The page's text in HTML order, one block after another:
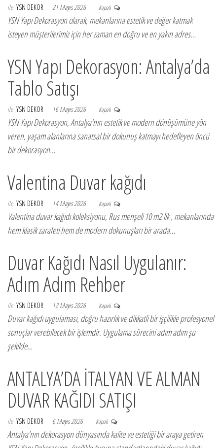
ile YSN DEKOR 21 Mayıs 2026 Kapalı
YSN Yapı Dekorasyon olarak, mekanlarına estetik ve değer katmak
isteyen müşterilerimiz için her zaman en doğru ve en yakın adres…
YSN Yapı Dekorasyon: Antalya’da
Tablo Satışı
ile YSN DEKOR 16 Mayıs 2026 Kapalı
YSN Yapı Dekorasyon, Antalya’nın estetik ve modern dönüşümüne yön
veren, yaşam alanlarına sanatsal bir dokunuş katmayı hedefleyen öncü
bir dekorasyon…
Valentina Duvar kağıdı
ile YSN DEKOR 14 Mayıs 2026 Kapalı
Valentina duvar kağıdı koleksiyonu, Rus menşeli 10 m2 lik , mekanlarında
hem klasik zarafeti hem de modern dokunuşları bir arada…
Duvar Kağıdı Nasıl Uygulanır:
Adım Adım Rehber
ile YSN DEKOR 12 Mayıs 2026 Kapalı
Duvar kağıdı uygulaması, doğru hazırlık ve dikkatli bir işçilikle profesyonel
sonuçlar verebilecek bir işlemdir. Uygulama sürecini adım adım şu
şekilde…
ANTALYA’DA İTALYAN VE ALMAN
DUVAR KAĞIDI SATIŞI
ile YSN DEKOR 6 Mayıs 2026 Kapalı
Antalya’nın dekorasyon dünyasında kalite ve estetiği bir araya getiren